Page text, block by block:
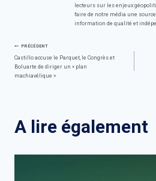
lecteurs sur les enjeux
faire de notre média une
information de qualité et
Navigation
de
PRÉCÉDENT
Castillo accuse le Parquet, le Congrès et
Boluarte de diriger un « plan
machiavélique »
A lire également